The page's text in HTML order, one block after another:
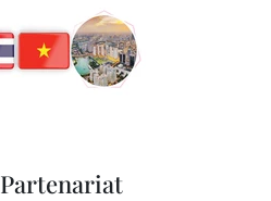
Partenariat